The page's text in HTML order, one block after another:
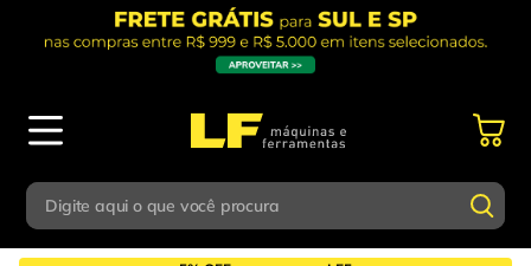
Digite aqui o que você procura